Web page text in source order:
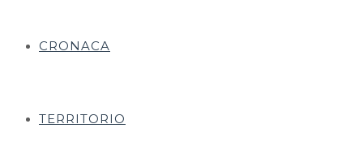
CRONACA
TERRITORIO